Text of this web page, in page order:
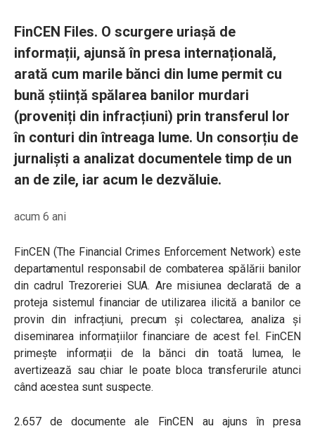
FinCEN Files. O scurgere uriașă de
informații, ajunsă în presa internațională,
arată cum marile bănci din lume permit cu
bună știință spălarea banilor murdari
(proveniți din infracțiuni) prin transferul lor
în conturi din întreaga lume. Un consorțiu de
jurnaliști a analizat documentele timp de un
an de zile, iar acum le dezvăluie.
acum 6 ani
FinCEN (The Financial Crimes Enforcement Network) este
departamentul responsabil de combaterea spălării banilor
din cadrul Trezoreriei SUA. Are misiunea declarată de a
proteja sistemul financiar de utilizarea ilicită a banilor ce
provin din infracțiuni, precum și colectarea, analiza și
diseminarea informațiilor financiare de acest fel. FinCEN
primește informații de la bănci din toată lumea, le
avertizează sau chiar le poate bloca transferurile atunci
când acestea sunt suspecte.
2.657 de documente ale FinCEN au ajuns în presa